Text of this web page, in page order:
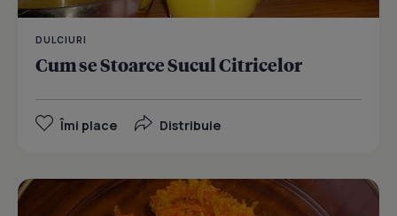
DULCIURI
Cum se Stoarce Sucul Citricelor
Îmi place Distribuie